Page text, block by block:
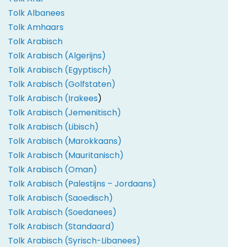
Tolk Albanees
Tolk Amhaars
Tolk Arabisch
Tolk Arabisch (Algerijns)
Tolk Arabisch (Egyptisch)
Tolk Arabisch (Golfstaten)
Tolk Arabisch (Irakees)
Tolk Arabisch (Jemenitisch)
Tolk Arabisch (Libisch)
Tolk Arabisch (Marokkaans)
Tolk Arabisch (Mauritanisch)
Tolk Arabisch (Oman)
Tolk Arabisch (Palestijns – Jordaans)
Tolk Arabisch (Saoedisch)
Tolk Arabisch (Soedanees)
Tolk Arabisch (Standaard)
Tolk Arabisch (Syrisch-Libanees)